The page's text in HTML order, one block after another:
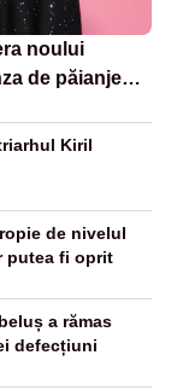
noului
de păianjen a
Kiril
de nivelul
putea fi oprit
a rămas
defecțiuni